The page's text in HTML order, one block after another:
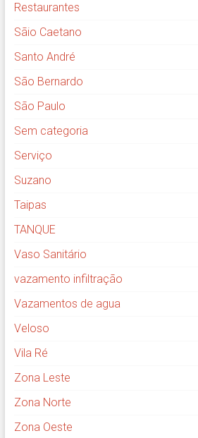
Restaurantes
Sãio Caetano
Santo André
São Bernardo
São Paulo
Sem categoria
Serviço
Suzano
Taipas
TANQUE
Vaso Sanitário
vazamento infiltração
Vazamentos de agua
Veloso
Vila Ré
Zona Leste
Zona Norte
Zona Oeste